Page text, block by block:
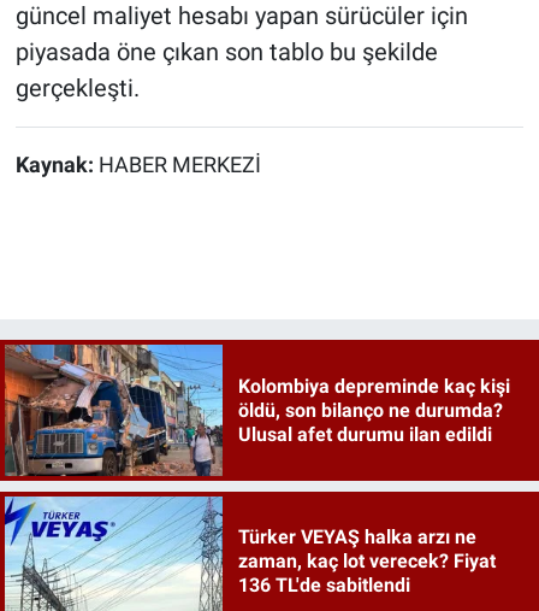
güncel maliyet hesabı yapan sürücüler için
piyasada öne çıkan son tablo bu şekilde
gerçekleşti.
Kaynak: HABER MERKEZİ
Kolombiya depreminde kaç kişi
öldü, son bilanço ne durumda?
Ulusal afet durumu ilan edildi
Türker VEYAŞ halka arzı ne
zaman, kaç lot verecek? Fiyat
136 TL'de sabitlendi